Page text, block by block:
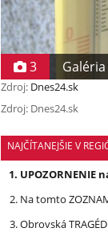
3 Galéria
Zdroj: Dnes24.sk
Zdroj: Dnes24.sk
NAJČÍTANEJŠIE V
UPOZORNENIE
Na tomto
Obrovská